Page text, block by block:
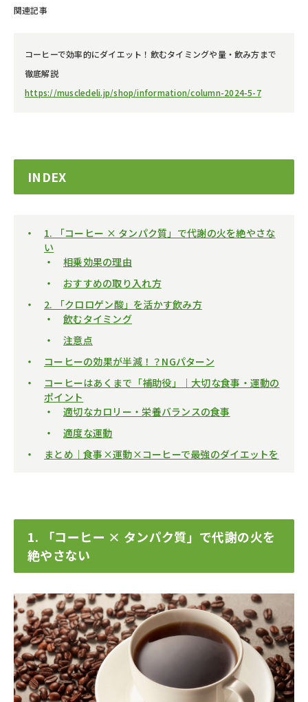
関連記事
コーヒーで効率的にダイエット！飲むタイミングや量・飲み方まで
徹底解説
https://muscledeli.jp/shop/information/column-2024-5-7
INDEX
1. 「コーヒー × タンパク質」で代謝の火を絶やさな
い
相乗効果の理由
おすすめの取り入れ方
2. 「クロロゲン酸」を活かす飲み方
飲むタイミング
注意点
コーヒーの効果が半減！？NGパターン
コーヒーはあくまで「補助役」｜大切な食事・運動の
ポイント
適切なカロリー・栄養バランスの食事
適度な運動
まとめ｜食事×運動×コーヒーで最強のダイエットを
1. 「コーヒー × タンパク質」で代謝の火を
絶やさない